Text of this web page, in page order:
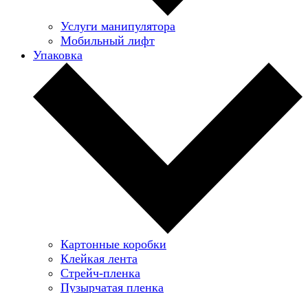
Услуги манипулятора
Мобильный лифт
Упаковка
Картонные коробки
Клейкая лента
Стрейч-пленка
Пузырчатая пленка